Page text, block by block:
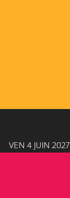
VEN 4 JUIN 2027